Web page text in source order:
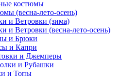
костюмы
(весна-лето-осень)
и Ветровки (зима)
и Ветровки (весна-лето-осень)
и Брюки
и Капри
и Джемперы
и Рубашки
и Топы